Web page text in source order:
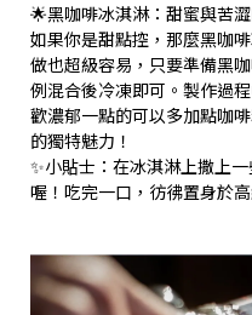
🌟黑咖啡冰淇淋：甜蜜與苦
如果你是甜點控，那麼黑咖
做也超級容易，只要準備黑
例混合後冷凍即可。製作過
歡濃郁一點的可以多加點咖
的獨特魅力！
✨小貼士：在冰淇淋上撒上
喔！吃完一口，彷彿置身於